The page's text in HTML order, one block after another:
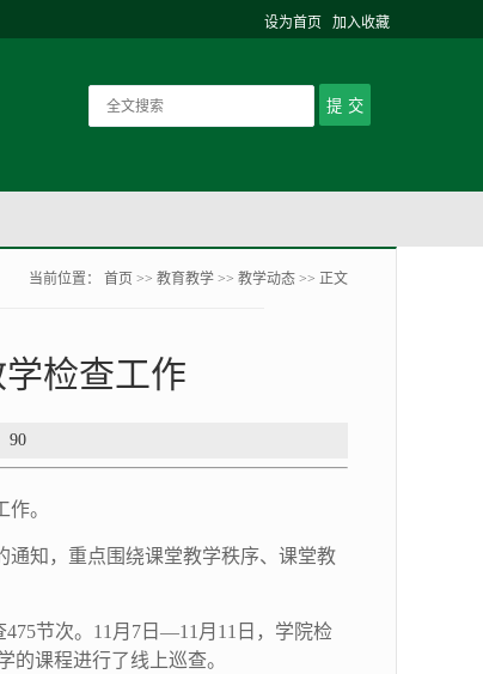
设为首页 加入收藏
当前位置： 首页 >> 教育教学 >> 教学动态 >> 正文
检查工作
90
。
知，重点围绕课堂教学秩序、课堂教
节次。11月7日—11月11日，学院检
的课程进行了线上巡查。